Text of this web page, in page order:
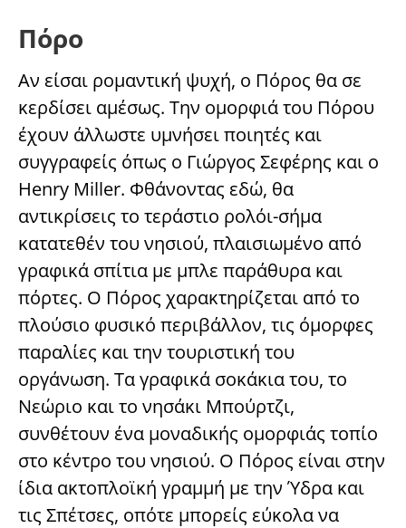
Πόρο
Αν είσαι ρομαντική ψυχή, ο Πόρος θα σε
κερδίσει αμέσως. Την ομορφιά του Πόρου
έχουν άλλωστε υμνήσει ποιητές και
συγγραφείς όπως ο Γιώργος Σεφέρης και ο
Henry Miller. Φθάνοντας εδώ, θα
αντικρίσεις το τεράστιο ρολόι-σήμα
κατατεθέν του νησιού, πλαισιωμένο από
γραφικά σπίτια με μπλε παράθυρα και
πόρτες. Ο Πόρος χαρακτηρίζεται από το
πλούσιο φυσικό περιβάλλον, τις όμορφες
παραλίες και την τουριστική του
οργάνωση. Τα γραφικά σοκάκια του, το
Νεώριο και το νησάκι Μπούρτζι,
συνθέτουν ένα μοναδικής ομορφιάς τοπίο
στο κέντρο του νησιού. Ο Πόρος είναι στην
ίδια ακτοπλοϊκή γραμμή με την Ύδρα και
τις Σπέτσες, οπότε μπορείς εύκολα να